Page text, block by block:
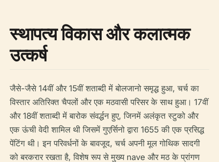
स्थापत्य विकास और कलात्मक
उत्कर्ष
जैसे-जैसे 14वीं और 15वीं शताब्दी में बोलजानो समृद्ध हुआ, चर्च का
विस्तार अतिरिक्त चैपलों और एक मठवासी परिसर के साथ हुआ। 17वीं
और 18वीं शताब्दी में बारोक संवर्द्धन हुए, जिनमें अलंकृत स्टुको और
एक ऊंची वेदी शामिल थी जिसमें गुएर्सिनो द्वारा 1655 की एक प्रसिद्ध
पेंटिंग थी। इन परिवर्धनों के बावजूद, चर्च अपनी मूल गोथिक सादगी
को बरकरार रखता है, विशेष रूप से मुख्य nave और मठ के प्रांगण